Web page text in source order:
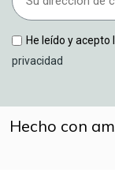
He leído y
privacidad
Hecho con